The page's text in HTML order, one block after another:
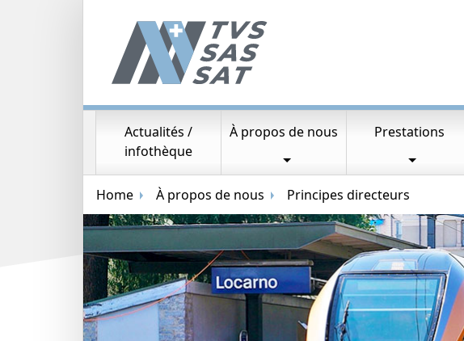
Navigation principale
Actualités /
infothèque
À propos de nous Prestations
Navigation par fil d'ariane
Home À propos de nous Principes directeurs
Image aléatoire